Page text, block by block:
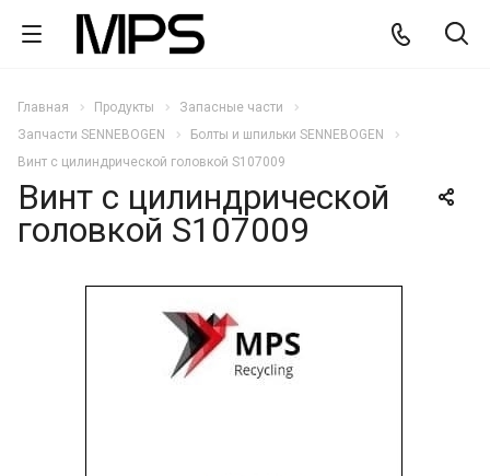
Главная Продукты
Запасные части
Запчасти SENNEBOGEN
Болты и шпильки SENNEBOGEN
Винт с цилиндрической головкой S107009
Винт с цилиндрической
головкой S107009